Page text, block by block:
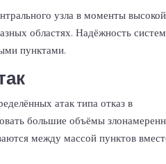
узла в моменты высокой
областях. Надёжность
пунктами.
атак типа отказ в
большие объёмы
между массой пунктов